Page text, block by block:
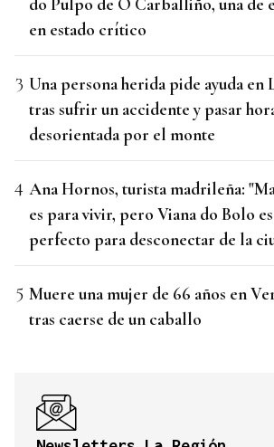
do Pulpo de O Carballiño, una de
en estado crítico
Una persona herida pide ayuda en
tras sufrir un accidente y pasar
desorientada por el monte
Ana Hornos, turista madrileña:
es para vivir, pero Viana do Bolo es
perfecto para desconectar de la
Muere una mujer de 66 años en
tras caerse de un caballo